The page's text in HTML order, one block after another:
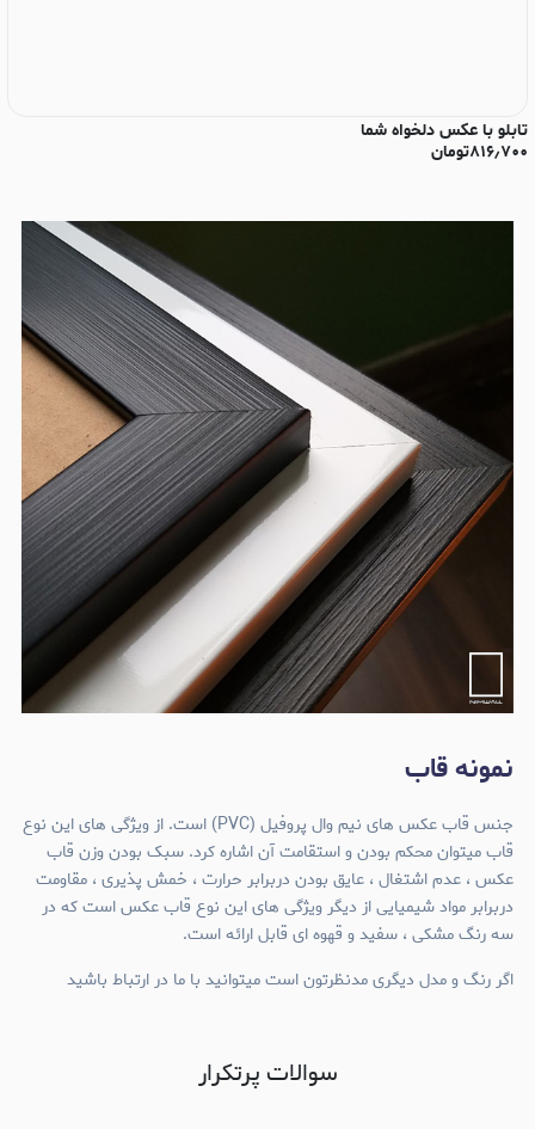
تابلو با عکس دلخواه شما
۸۱۶٫۷۰۰تومان
نمونه قاب
جنس قاب عکس های نیم وال پروفیل (PVC) است. از ویژگی های این نوع
قاب میتوان محکم بودن و استقامت آن اشاره کرد. سبک بودن وزن قاب
عکس ، عدم اشتغال ، عایق بودن دربرابر حرارت ، خمش پذیری ، مقاومت
دربرابر مواد شیمیایی از دیگر ویژگی های این نوع قاب عکس است که در
سه رنگ مشکی ، سفید و قهوه ای قابل ارائه است.
اگر رنگ و مدل دیگری مدنظرتون است میتوانید با ما در ارتباط باشید
سوالات پرتکرار